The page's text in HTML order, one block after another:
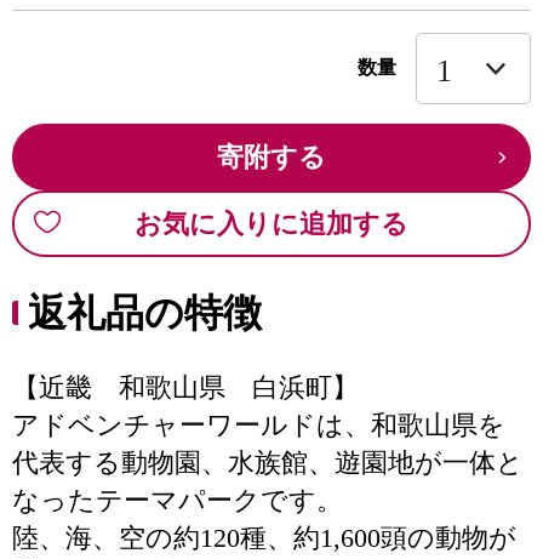
数量
寄附する
お気に入りに追加する
返礼品の特徴
【近畿 和歌山県 白浜町】
アドベンチャーワールドは、和歌山県を
代表する動物園、水族館、遊園地が一体と
なったテーマパークです。
陸、海、空の約120種、約1,600頭の動物が